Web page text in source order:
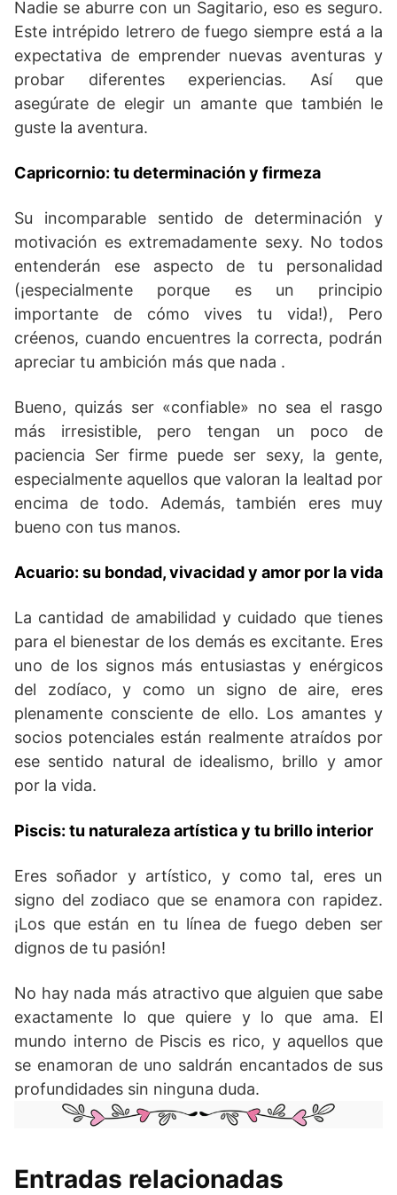
Nadie se aburre con un Sagitario, eso es seguro.
Este intrépido letrero de fuego siempre está a la
expectativa de emprender nuevas aventuras y
probar diferentes experiencias. Así que
asegúrate de elegir un amante que también le
guste la aventura.
Capricornio: tu determinación y firmeza
Su incomparable sentido de determinación y
motivación es extremadamente sexy. No todos
entenderán ese aspecto de tu personalidad
(¡especialmente porque es un principio
importante de cómo vives tu vida!), Pero
créenos, cuando encuentres la correcta, podrán
apreciar tu ambición más que nada .
Bueno, quizás ser «confiable» no sea el rasgo
más irresistible, pero tengan un poco de
paciencia Ser firme puede ser sexy, la gente,
especialmente aquellos que valoran la lealtad por
encima de todo. Además, también eres muy
bueno con tus manos.
Acuario: su bondad, vivacidad y amor por la vida
La cantidad de amabilidad y cuidado que tienes
para el bienestar de los demás es excitante. Eres
uno de los signos más entusiastas y enérgicos
del zodíaco, y como un signo de aire, eres
plenamente consciente de ello. Los amantes y
socios potenciales están realmente atraídos por
ese sentido natural de idealismo, brillo y amor
por la vida.
Piscis: tu naturaleza artística y tu brillo interior
Eres soñador y artístico, y como tal, eres un
signo del zodiaco que se enamora con rapidez.
¡Los que están en tu línea de fuego deben ser
dignos de tu pasión!
No hay nada más atractivo que alguien que sabe
exactamente lo que quiere y lo que ama. El
mundo interno de Piscis es rico, y aquellos que
se enamoran de uno saldrán encantados de sus
profundidades sin ninguna duda.
Entradas relacionadas